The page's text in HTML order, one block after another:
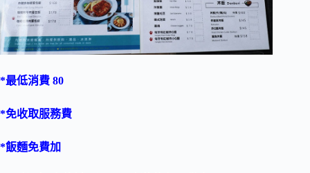
*最低消費 80
*免收取服務費
*飯麵免費加